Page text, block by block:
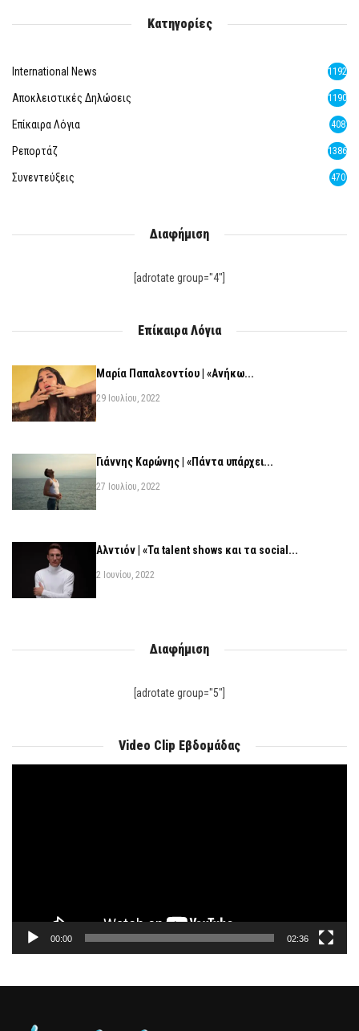
Κατηγορίες
International News 1192
Αποκλειστικές Δηλώσεις 1190
Επίκαιρα Λόγια 408
Ρεπορτάζ 1386
Συνεντεύξεις 470
Διαφήμιση
[adrotate group="4"]
Επίκαιρα Λόγια
Μαρία Παπαλεοντίου | «Ανήκω...
29 Ιουλίου, 2022
Γιάννης Καρώνης | «Πάντα υπάρχει...
27 Ιουλίου, 2022
Αλντιόν | «Τα talent shows και τα social...
2 Ιουνίου, 2022
Διαφήμιση
[adrotate group="5"]
Video Clip Εβδομάδας
00:00 02:36